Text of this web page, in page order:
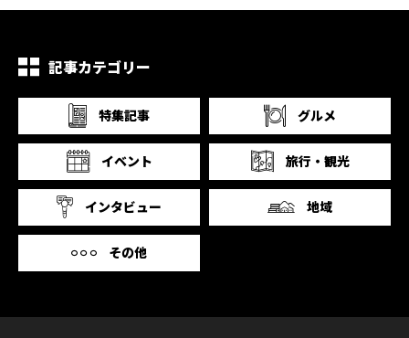
記事カテゴリー
特集記事 グルメ
イベント 旅行・観光
インタビュー 地域
その他